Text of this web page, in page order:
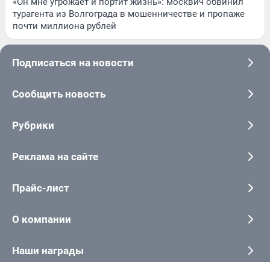
турагента из Волгограда в мошенничестве и пропаже
почти миллиона рублей
Подписаться на новости
Сообщить новость
Рубрики
Реклама на сайте
Прайс-лист
О компании
Наши награды